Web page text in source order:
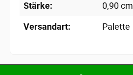
Stärke: 0,90 cm
Versandart: Palette